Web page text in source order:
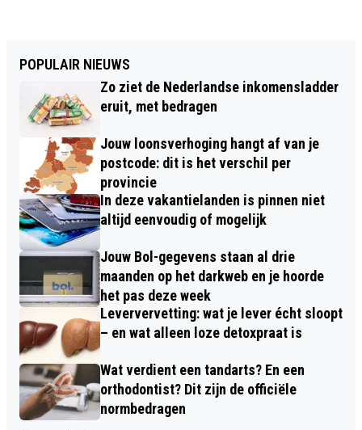
POPULAIR NIEUWS
Zo ziet de Nederlandse inkomensladder
eruit, met bedragen
Jouw loonsverhoging hangt af van je
postcode: dit is het verschil per
provincie
In deze vakantielanden is pinnen niet
altijd eenvoudig of mogelijk
Jouw Bol-gegevens staan al drie
maanden op het darkweb en je hoorde
het pas deze week
Leververvetting: wat je lever écht sloopt
– en wat alleen loze detoxpraat is
Wat verdient een tandarts? En een
orthodontist? Dit zijn de officiële
normbedragen